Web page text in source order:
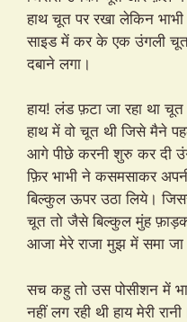
हाथ चूत पर रखा लेकिन
साइड में कर के एक उंगली
दबाने लगा।
हाय! लंड फ़टा जा रहा था
हाथ में वो चूत थी जिसे मैने
आगे पीछे करनी शुरु कर दी
फ़िर भाभी ने कसमसाकर
बिल्कुल ऊपर उठा लिये।
चूत तो जैसे बिल्कुल मुंह
आजा मेरे राजा मुझ में समा
सच कहु तो उस पोसीशन में
नहीं लग रही थी हाय मेरी